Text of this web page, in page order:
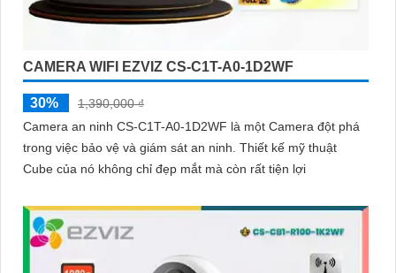
CAMERA WIFI EZVIZ CS-C1T-A0-1D2WF
30%
1,390,000 ₫
Camera an ninh CS-C1T-A0-1D2WF là một Camera đột phá
trong việc bảo vệ và giám sát an ninh. Thiết kế mỹ thuật
Cube của nó không chỉ đẹp mắt mà còn rất tiện lợi